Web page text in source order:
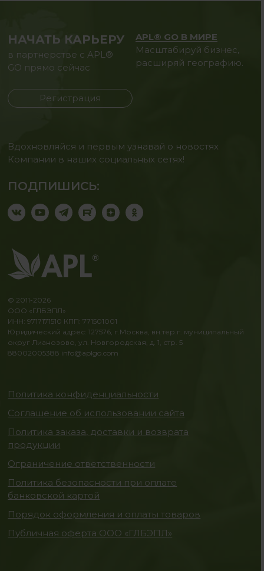
НАЧАТЬ КАРЬЕРУ
в партнерстве с APL®
GO прямо сейчас
Регистрация
APL® GO В МИРЕ
Масштабируй бизнес,
расширяй географию.
Вдохновляйся и первым узнавай о новостях
Компании в наших социальных сетях!
ПОДПИШИСЬ:
© 2011-2026
ООО «ГЛБЭПЛ»
ИНН: 9717171510 КПП: 771501001
Юридический адрес: 127576, г.Москва, вн.тер.г. муниципальный
округ Лианозово, ул. Новгородская, д. 1, стр. 5
88002005388 info@aplgo.com
Политика конфиденциальности
Соглашение об использовании сайта
Политика заказа, доставки и возврата
продукции
Ограничение ответственности
Политика безопасности при оплате
банковской картой
Порядок оформления и оплаты товаров
Публичная оферта ООО «ГЛБЭПЛ»